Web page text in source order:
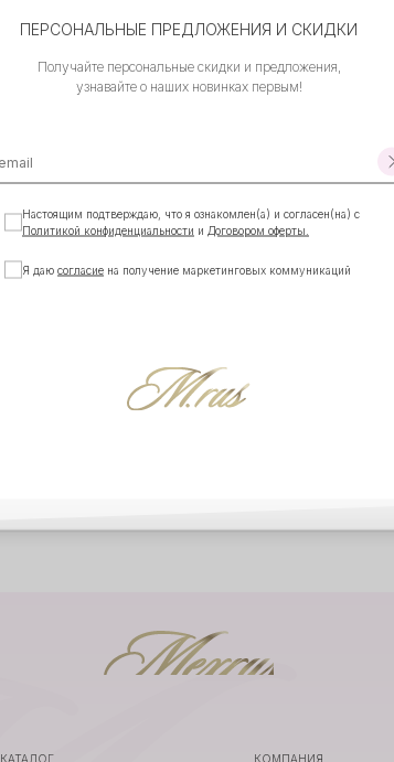
•
•
•
RUS)
•
КАТАЛОГ КОМПАНИЯ
ПЕРСОНАЛЬНЫЕ ПРЕДЛОЖЕНИЯ И СКИДКИ
Получайте персональные скидки и предложения,
узнавайте о наших новинках первым!
Настоящим подтверждаю, что я ознакомлен(а) и согласен(на) с
Политикой конфиденциальности и Договором оферты.
Я даю согласие на получение маркетинговых коммуникаций